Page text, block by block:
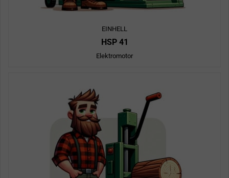
EINHELL
HSP 41
Elektromotor